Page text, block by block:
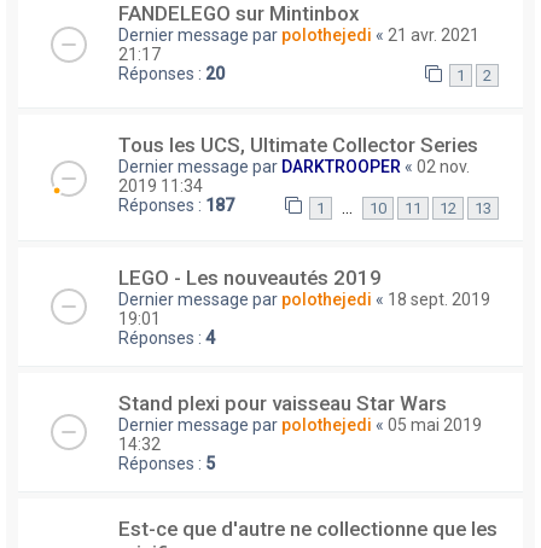
FANDELEGO sur Mintinbox
Dernier message par polothejedi « 21 avr. 2021
21:17
Réponses : 20 1 2
Tous les UCS, Ultimate Collector Series
Dernier message par DARKTROOPER « 02 nov.
2019 11:34
Réponses : 187 1 10 11 12 13
LEGO - Les nouveautés 2019
Dernier message par polothejedi « 18 sept. 2019
19:01
Réponses : 4
Stand plexi pour vaisseau Star Wars
Dernier message par polothejedi « 05 mai 2019
14:32
Réponses : 5
Est-ce que d'autre ne collectionne que les